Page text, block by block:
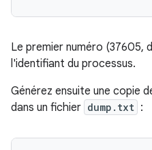
Le premier numéro (37605,
l'identifiant du processus.
Générez ensuite une copie
dans un fichier dump.txt :